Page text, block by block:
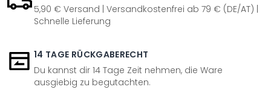
5,90 € Versand | Versandkostenfrei ab 79 € (DE/AT) |
Schnelle Lieferung
14 TAGE RÜCKGABERECHT
Du kannst dir 14 Tage Zeit nehmen, die Ware
ausgiebig zu begutachten.